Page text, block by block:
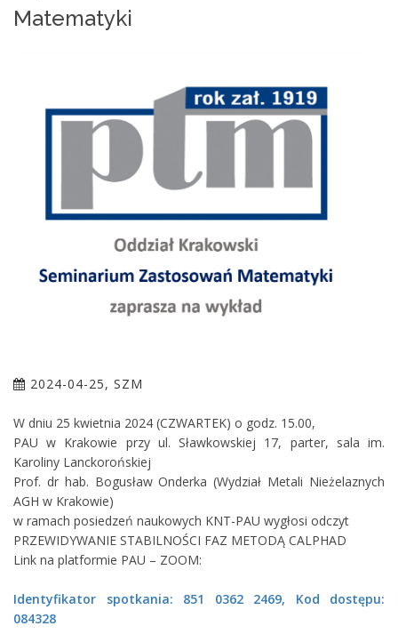
Matematyki
2024-04-25, SZM
W dniu 25 kwietnia 2024 (CZWARTEK) o godz. 15.00,
PAU w Krakowie przy ul. Sławkowskiej 17, parter, sala im.
Karoliny Lanckorońskiej
Prof. dr hab. Bogusław Onderka (Wydział Metali Nieżelaznych
AGH w Krakowie)
w ramach posiedzeń naukowych KNT-PAU wygłosi odczyt
PRZEWIDYWANIE STABILNOŚCI FAZ METODĄ CALPHAD
Link na platformie PAU – ZOOM:
Identyfikator spotkania: 851 0362 2469, Kod dostępu:
084328